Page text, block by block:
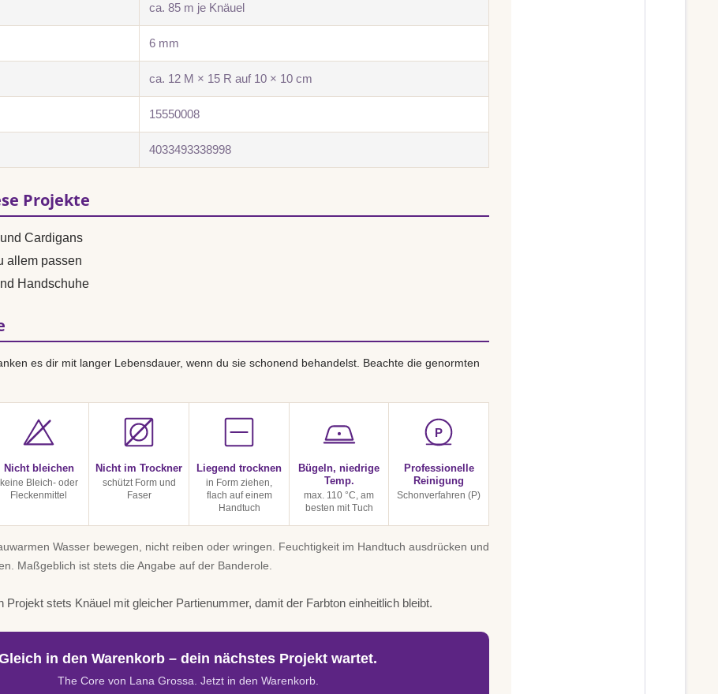
ca. 85 m je Knäuel
6 mm
ca. 12 M × 15 R auf 10 × 10 cm
15550008
4033493338998
Projekte
Cardigans
allem passen
Handschuhe
es dir mit langer Lebensdauer, wenn du sie schonend behandelst. Beachte die genormten
Nicht bleichen
keine Bleich- oder
Fleckenmittel
Nicht im Trockner
schützt Form und
Faser
Liegend trocknen
in Form ziehen,
flach auf einem
Handtuch
Bügeln, niedrige
Temp.
max. 110 °C, am
besten mit Tuch
P
Professionelle
Reinigung
Schonverfahren (P)
Wasser bewegen, nicht reiben oder wringen. Feuchtigkeit im Handtuch ausdrücken und
Maßgeblich ist stets die Angabe auf der Banderole.
Projekt stets Knäuel mit gleicher Partienummer, damit der Farbton einheitlich bleibt.
in den Warenkorb – dein nächstes Projekt wartet.
The Core von Lana Grossa. Jetzt in den Warenkorb.